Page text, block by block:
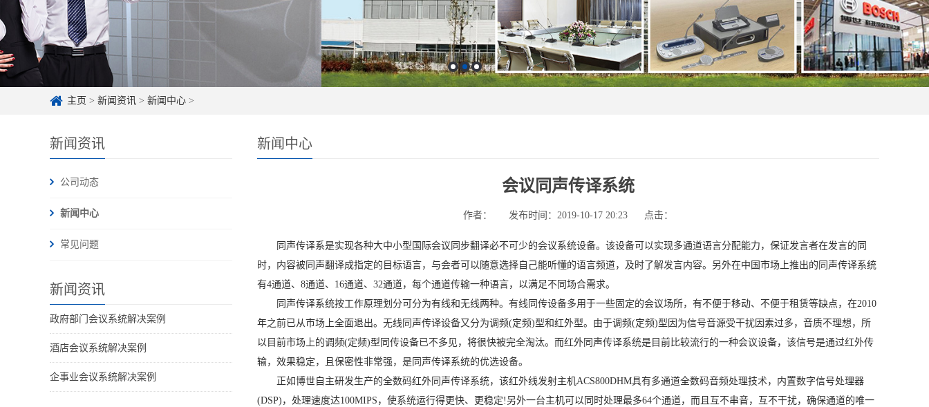
主页 > 新闻资讯 > 新闻中心 >
新闻资讯
公司动态
新闻中心
常见问题
新闻资讯
政府部门会议系统解决案例
酒店会议系统解决案例
企事业会议系统解决案例
新闻中心
会议同声传译系统
作者： 发布时间：2019-10-17 20:23 点击：
同声传译系是实现各种大中小型国际会议同步翻译必不可少的会议系统设备。该设备可以实现多通道语言分配能力，保证发言者在发言的同
时，内容被同声翻译成指定的目标语言，与会者可以随意选择自己能听懂的语言频道，及时了解发言内容。另外在中国市场上推出的同声传译系统
有4通道、8通道、16通道、32通道，每个通道传输一种语言，以满足不同场合需求。
同声传译系统按工作原理划分可分为有线和无线两种。有线同传设备多用于一些固定的会议场所，有不便于移动、不便于租赁等缺点，在2010
年之前已从市场上全面退出。无线同声传译设备又分为调频(定频)型和红外型。由于调频(定频)型因为信号音源受干扰因素过多，音质不理想，所
以目前市场上的调频(定频)型同传设备已不多见，将很快被完全淘汰。而红外同声传译系统是目前比较流行的一种会议设备，该信号是通过红外传
输，效果稳定，且保密性非常强，是同声传译系统的优选设备。
正如博世自主研发生产的全数码红外同声传译系统，该红外线发射主机ACS800DHM具有多通道全数码音频处理技术，内置数字信号处理器
(DSP)，处理速度达100MIPS，使系统运行得更快、更稳定!另外一台主机可以同时处理最多64个通道，而且互不串音，互不干扰，确保通道的唯一